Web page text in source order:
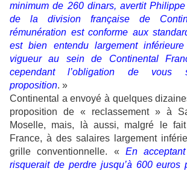
minimum de 260 dinars, avertit
de la division française de
rémunération est conforme aux
est bien entendu largement
vigueur au sein de Continental
cependant l’obligation de vous
proposition. »
Continental a envoyé à quelques
proposition de « reclassement » à
Moselle, mais, là aussi, malgré le
France, à des salaires largement
grille conventionnelle. « En
risquerait de perdre jusqu’à 600 euros